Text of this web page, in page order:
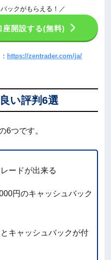
ックがもらえる！／
座開設する(無料)
https://zentrader.com/ja/
い評判6選
6つです。
ードが出来る
円のキャッシュバック
キャッシュバックが付